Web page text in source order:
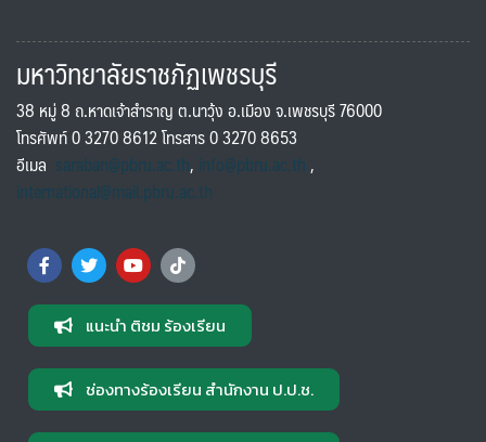
มหาวิทยาลัยราชภัฏเพชรบุรี
38 หมู่ 8 ถ.หาดเจ้าสำราญ ต.นาวุ้ง อ.เมือง จ.เพชรบุรี 76000
โทรศัพท์ 0 3270 8612 โทรสาร 0 3270 8653
อีเมล saraban@pbru.ac.th, info@pbru.ac.th,
international@mail.pbru.ac.th
แนะนำ ติชม ร้องเรียน
ช่องทางร้องเรียน สำนักงาน ป.ป.ช.